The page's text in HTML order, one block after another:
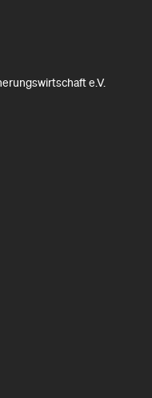
e.V.